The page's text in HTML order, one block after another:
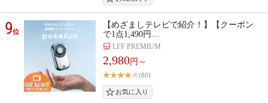
9位
【めざましテレビで紹介！】【クーポン
で1点1,490円…
LFF PREMIUM
2,980円～
(80)